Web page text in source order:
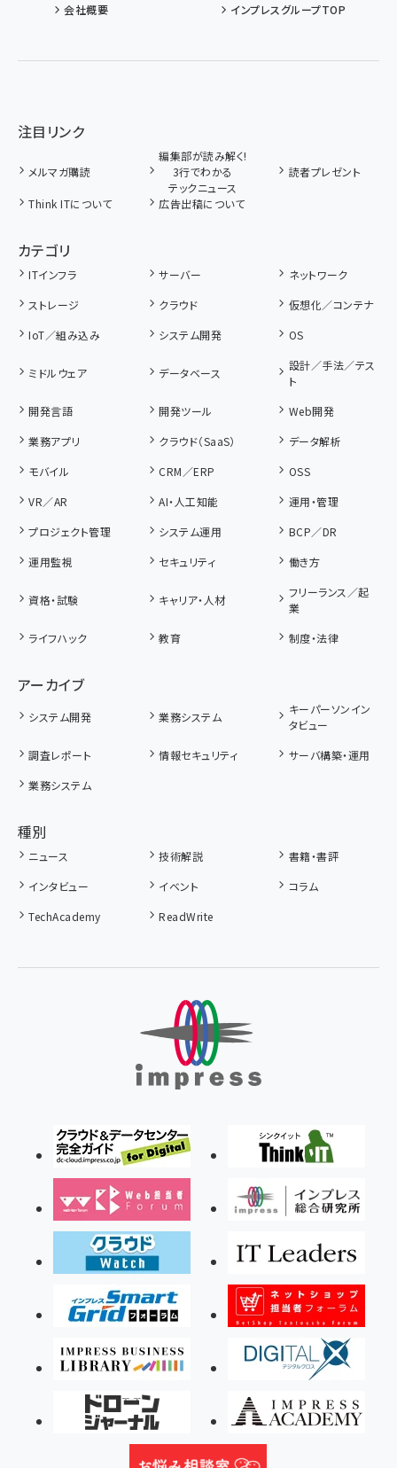
会社概要
インプレスグループTOP
注目リンク
メルマガ購読
編集部が読み解く!
3行でわかる
テックニュース
読者プレゼント
Think ITについて 広告出稿について
カテゴリ
ITインフラ サーバー
ネットワーク
ストレージ
クラウド
仮想化／コンテナ
IoT／組み込み
システム開発 OS
ミドルウェア データベース
設計／手法／テス
ト
開発言語
開発ツール
Web開発
業務アプリ
クラウド（SaaS）
データ解析
モバイル
CRM／ERP
OSS
VR／AR
AI・人工知能
運用・管理
プロジェクト管理
システム運用
BCP／DR
運用監視
セキュリティ 働き方
資格・試験 キャリア・人材
フリーランス／起
業
ライフハック
教育 制度・法律
アーカイブ
システム開発 業務システム
キーパーソンイン
タビュー
調査レポート
情報セキュリティ
サーバ構築・運用
業務システム
種別
ニュース 技術解説
書籍・書評
インタビュー
イベント
コラム
TechAcademy
ReadWrite